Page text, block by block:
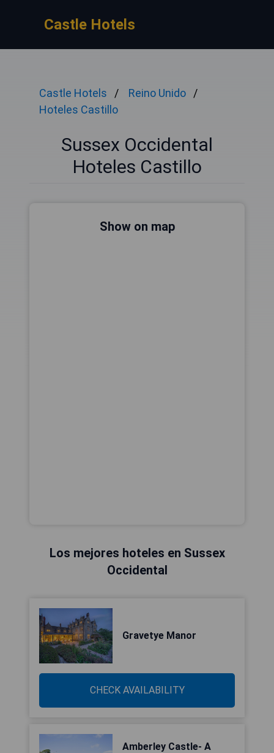
Castle Hotels
Castle Hotels
Reino Unido
Hoteles Castillo
Sussex Occidental
Hoteles Castillo
Show on map
Los mejores hoteles en Sussex
Occidental
Gravetye Manor
CHECK AVAILABILITY
Amberley Castle- A